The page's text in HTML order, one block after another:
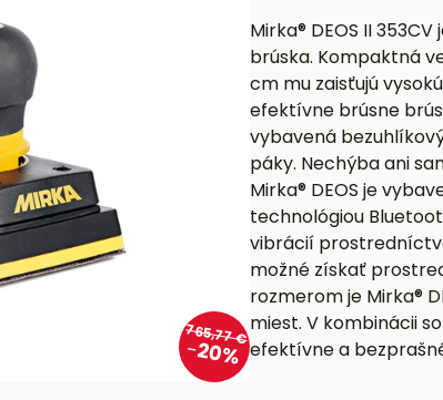
765,77 €
20%
Mirka® DEOS II
brúska. Kompaktná
cm mu zaisťujú
efektívne brúsne
vybavená
páky. Nechýba ani
Mirka® DEOS je
technológiou
vibrácií
možné získať
rozmerom je Mirka®
miest. V kombinácii
efektívne a